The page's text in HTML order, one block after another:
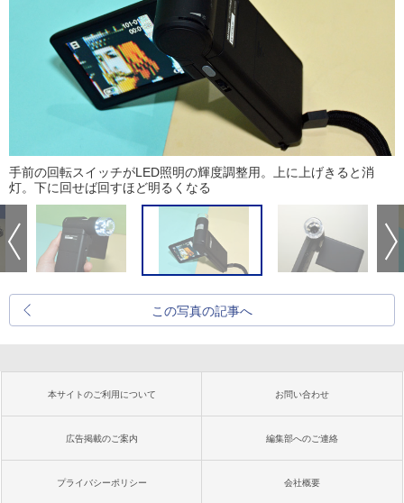
手前の回転スイッチがLED照明の輝度調整用。上に上げきると消
灯。下に回せば回すほど明るくなる
この写真の記事へ
本サイトのご利用について お問い合わせ
広告掲載のご案内 編集部へのご連絡
プライバシーポリシー 会社概要